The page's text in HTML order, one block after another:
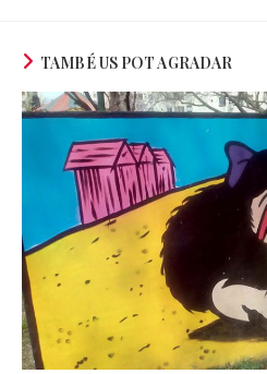
TAMBÉ US POT AGRADAR